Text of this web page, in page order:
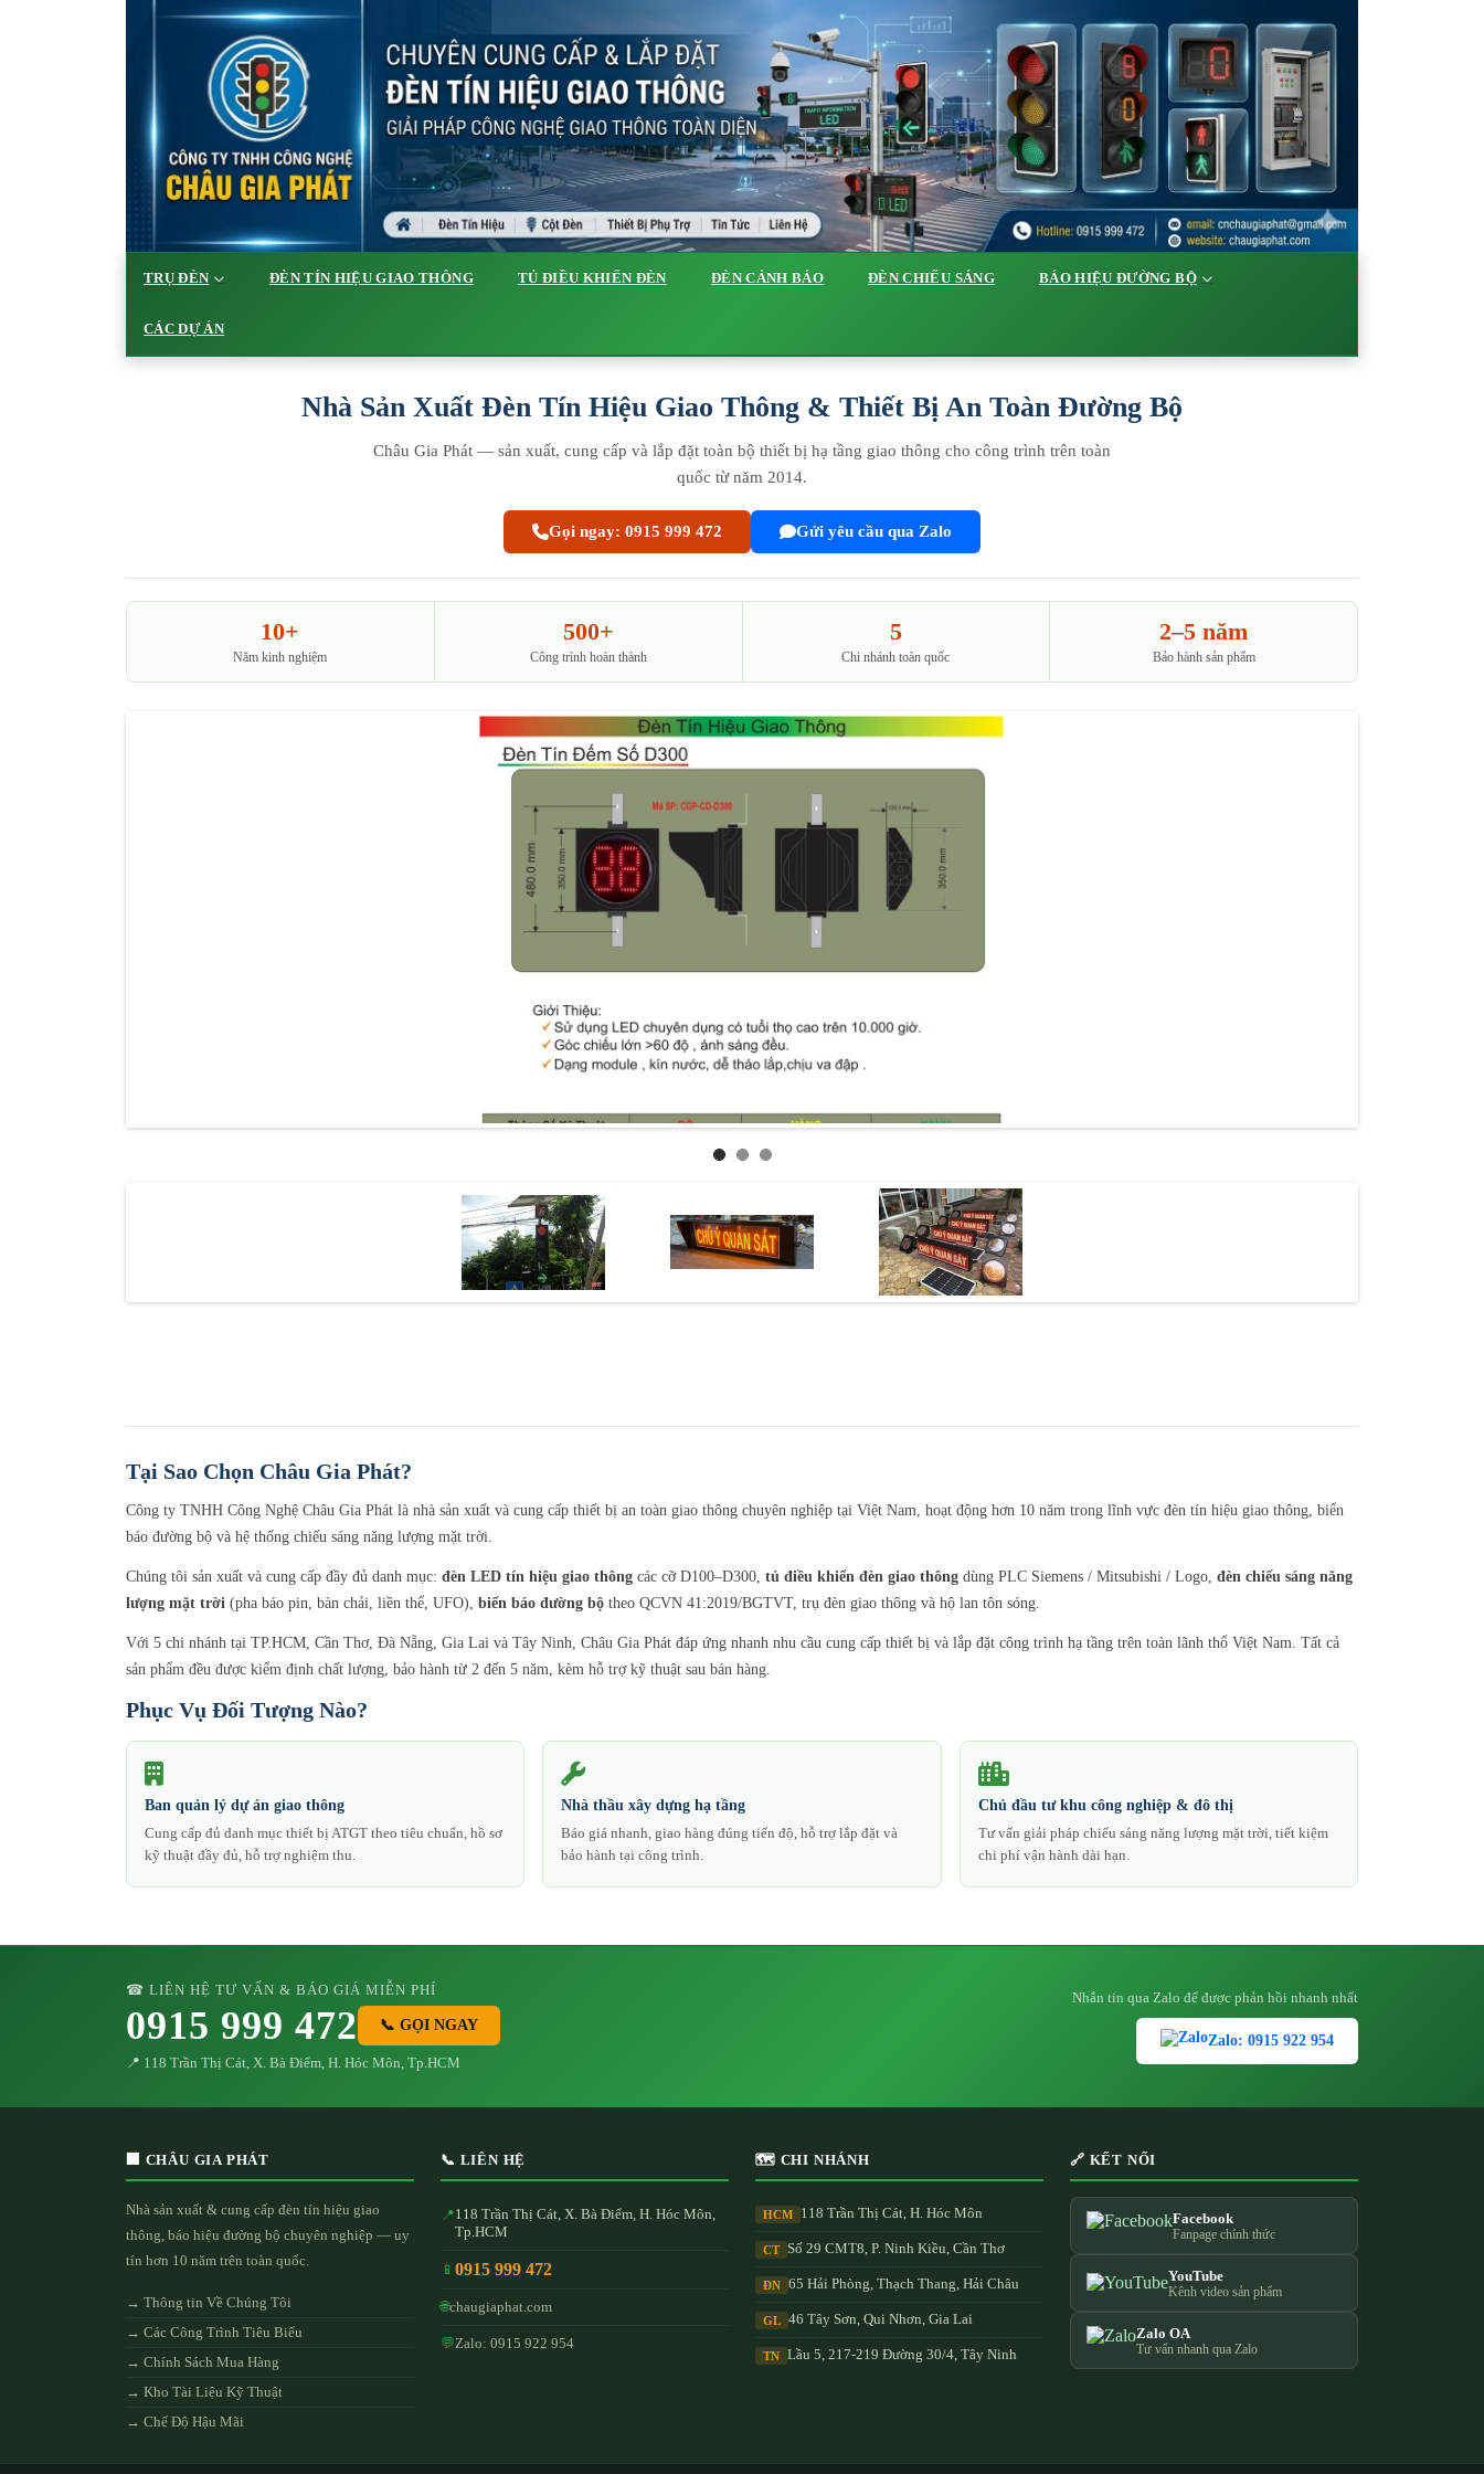
TRỤ ĐÈN ĐÈN TÍN HIỆU GIAO THÔNG TỦ ĐIỀU KHIỂN ĐÈN ĐÈN CẢNH BÁO ĐÈN CHIẾU SÁNG BÁO HIỆU ĐƯỜNG BỘ
CÁC DỰ ÁN
Nhà Sản Xuất Đèn Tín Hiệu Giao Thông & Thiết Bị An Toàn Đường Bộ
Châu Gia Phát — sản xuất, cung cấp và lắp đặt toàn bộ thiết bị hạ tầng giao thông cho công trình trên toàn
quốc từ năm 2014.
Gọi ngay: 0915 999 472 Gửi yêu cầu qua Zalo
10+
Năm kinh nghiệm
500+
Công trình hoàn thành
5
Chi nhánh toàn quốc
2–5 năm
Bảo hành sản phẩm
Tại Sao Chọn Châu Gia Phát?
Công ty TNHH Công Nghệ Châu Gia Phát là nhà sản xuất và cung cấp thiết bị an toàn giao thông chuyên nghiệp tại Việt Nam, hoạt động hơn 10 năm trong lĩnh vực đèn tín hiệu giao thông, biển
báo đường bộ và hệ thống chiếu sáng năng lượng mặt trời.
Chúng tôi sản xuất và cung cấp đầy đủ danh mục: đèn LED tín hiệu giao thông các cỡ D100–D300, tủ điều khiển đèn giao thông dùng PLC Siemens / Mitsubishi / Logo, đèn chiếu sáng năng
lượng mặt trời (pha báo pin, bàn chải, liền thể, UFO), biển báo đường bộ theo QCVN 41:2019/BGTVT, trụ đèn giao thông và hộ lan tôn sóng.
Với 5 chi nhánh tại TP.HCM, Cần Thơ, Đà Nẵng, Gia Lai và Tây Ninh, Châu Gia Phát đáp ứng nhanh nhu cầu cung cấp thiết bị và lắp đặt công trình hạ tầng trên toàn lãnh thổ Việt Nam. Tất cả
sản phẩm đều được kiểm định chất lượng, bảo hành từ 2 đến 5 năm, kèm hỗ trợ kỹ thuật sau bán hàng.
Phục Vụ Đối Tượng Nào?
Ban quản lý dự án giao thông
Cung cấp đủ danh mục thiết bị ATGT theo tiêu chuẩn, hồ sơ
kỹ thuật đầy đủ, hỗ trợ nghiệm thu.
Nhà thầu xây dựng hạ tầng
Báo giá nhanh, giao hàng đúng tiến độ, hỗ trợ lắp đặt và
bảo hành tại công trình.
Chủ đầu tư khu công nghiệp & đô thị
Tư vấn giải pháp chiếu sáng năng lượng mặt trời, tiết kiệm
chi phí vận hành dài hạn.
☎ LIÊN HỆ TƯ VẤN & BÁO GIÁ MIỄN PHÍ
0915 999 472 📞 GỌI NGAY
📍 118 Trần Thị Cát, X. Bà Điểm, H. Hóc Môn, Tp.HCM
Nhắn tin qua Zalo để được phản hồi nhanh nhất
Zalo: 0915 922 954
🏢 CHÂU GIA PHÁT
Nhà sản xuất & cung cấp đèn tín hiệu giao
thông, báo hiệu đường bộ chuyên nghiệp — uy
tín hơn 10 năm trên toàn quốc.
→ Thông tin Về Chúng Tôi
→ Các Công Trình Tiêu Biểu
→ Chính Sách Mua Hàng
→ Kho Tài Liệu Kỹ Thuật
→ Chế Độ Hậu Mãi
📞 LIÊN HỆ
📍118 Trần Thị Cát, X. Bà Điểm, H. Hóc Môn,
Tp.HCM
📱 0915 999 472
🌐chaugiaphat.com
💬Zalo: 0915 922 954
🗺️ CHI NHÁNH
HCM 118 Trần Thị Cát, H. Hóc Môn
CT Số 29 CMT8, P. Ninh Kiều, Cần Thơ
ĐN 65 Hải Phòng, Thạch Thang, Hải Châu
GL 46 Tây Sơn, Qui Nhơn, Gia Lai
TN Lầu 5, 217-219 Đường 30/4, Tây Ninh
🔗 KẾT NỐI
Facebook
Fanpage chính thức
YouTube
Kênh video sản phẩm
Zalo OA
Tư vấn nhanh qua Zalo